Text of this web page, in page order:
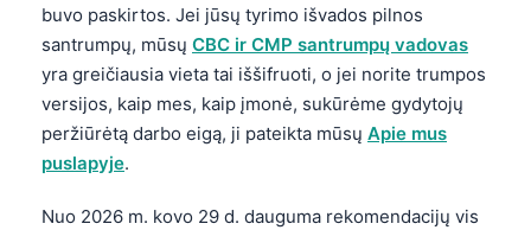
buvo paskirtos. Jei jūsų tyrimo išvados pilnos
santrumpų, mūsų CBC ir CMP santrumpų vadovas
yra greičiausia vieta tai iššifruoti, o jei norite trumpos
versijos, kaip mes, kaip įmonė, sukūrėme gydytojų
peržiūrėtą darbo eigą, ji pateikta mūsų Apie mus
puslapyje.
Nuo 2026 m. kovo 29 d. dauguma rekomendacijų vis